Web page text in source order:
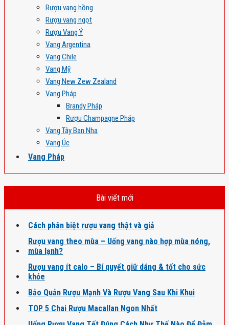
Rượu vang hồng
Rượu vang ngọt
Rượu Vang Ý
Vang Argentina
Vang Chile
Vang Mỹ
Vang New Zew Zealand
Vang Pháp
Brandy Pháp
Rượu Champagne Pháp
Vang Tây Ban Nha
Vang Úc
Vang Pháp
Bài viết mới
Cách phân biệt rượu vang thật và giả
Rượu vang theo mùa – Uống vang nào hợp mùa nóng,
mùa lạnh?
Rượu vang ít calo – Bí quyết giữ dáng & tốt cho sức
khỏe
Bảo Quản Rượu Mạnh Và Rượu Vang Sau Khi Khui
TOP 5 Chai Rượu Macallan Ngon Nhất